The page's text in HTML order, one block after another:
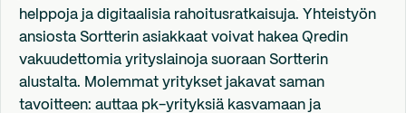
helppoja ja digitaalisia rahoitusratkaisuja. Yhteistyön
ansiosta Sortterin asiakkaat voivat hakea Qredin
vakuudettomia yrityslainoja suoraan Sortterin
alustalta. Molemmat yritykset jakavat saman
tavoitteen: auttaa pk-yrityksiä kasvamaan ja